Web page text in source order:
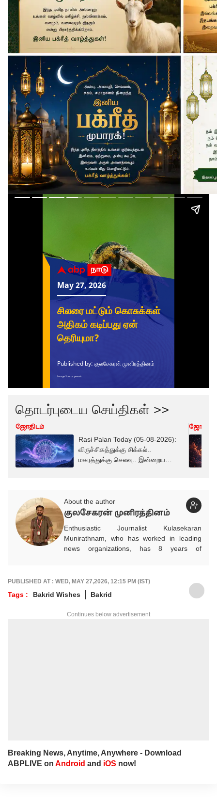
தொடர்புடைய செய்திகள் >>
ஜோதிடம்
Rasi Palan Today (05-08-2026):
விருச்சிகத்துக்கு சிக்கல்..
மகரத்துக்கு செலவு.. இன்றைய
About the author
குலசேகரன் முனிரத்தினம்
Enthusiastic Journalist Kulasekaran
Munirathnam, who has worked in leading
news organizations, has 8 years of
completing his studies in Mechanical
Engineering. He researches and provides
accurate and detailed updated news on
PUBLISHED AT : WED, MAY 27,2026, 12:15 PM (IST)
Tags : Bakrid Wishes Bakrid
Continues below advertisement
Breaking News, Anytime, Anywhere - Download
ABPLIVE on Android and iOS now!